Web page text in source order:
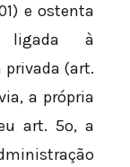
e ostenta
ligada à
privada (art.
a própria
art. 5º, a